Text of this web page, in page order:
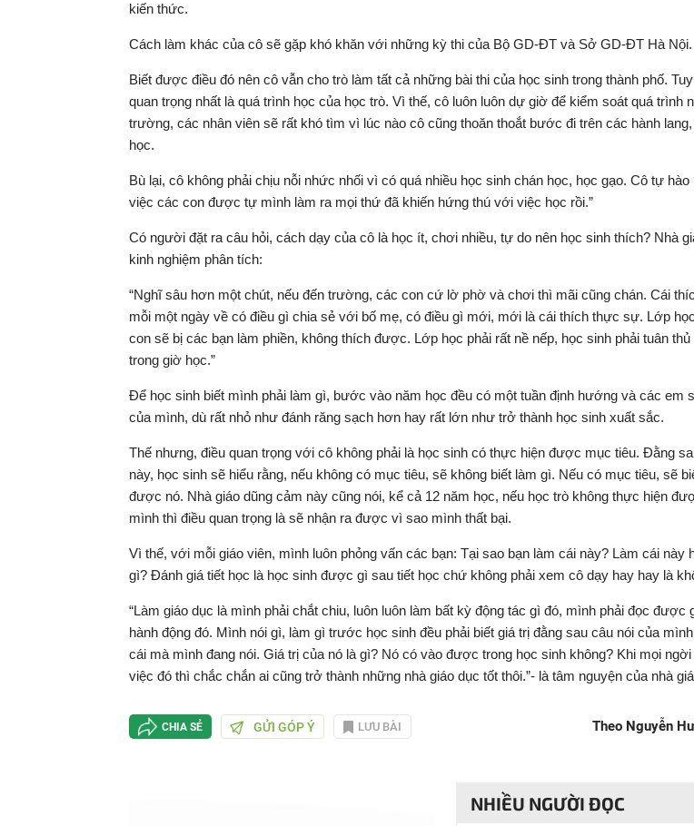
kiến thức.
Cách làm khác của cô sẽ gặp khó khăn với những kỳ thi của Bộ GD-ĐT và Sở GD-ĐT Hà Nội.
Biết được điều đó nên cô vẫn cho trò làm tất cả những bài thi của học sinh trong thành phố.
quan trọng nhất là quá trình học của học trò. Vì thế, cô luôn luôn dự giờ để kiểm soát quá trình
trường, các nhân viên sẽ rất khó tìm vì lúc nào cô cũng thoăn thoắt bước đi trên các hành
học.
Bù lại, cô không phải chịu nỗi nhức nhối vì có quá nhiều học sinh chán học, học gạo. Cô tự hào
việc các con được tự mình làm ra mọi thứ đã khiến hứng thú với việc học rồi.”
Có người đặt ra câu hỏi, cách dạy của cô là học ít, chơi nhiều, tự do nên học sinh thích? Nhà
kinh nghiệm phân tích:
“Nghĩ sâu hơn một chút, nếu đến trường, các con cứ lờ phờ và chơi thì mãi cũng chán. Cái
mỗi một ngày về có điều gì chia sẻ với bố mẹ, có điều gì mới, mới là cái thích thực sự. Lớp
con sẽ bị các bạn làm phiền, không thích được. Lớp học phải rất nề nếp, học sinh phải tuân
trong giờ học.”
Để học sinh biết mình phải làm gì, bước vào năm học đều có một tuần định hướng và các em
của mình, dù rất nhỏ như đánh răng sạch hơn hay rất lớn như trở thành học sinh xuất sắc.
Thế nhưng, điều quan trọng với cô không phải là học sinh có thực hiện được mục tiêu. Đằng
này, học sinh sẽ hiểu rằng, nếu không có mục tiêu, sẽ không biết làm gì. Nếu có mục tiêu, sẽ
được nó. Nhà giáo dũng cảm này cũng nói, kể cả 12 năm học, nếu học trò không thực hiện
mình thì điều quan trọng là sẽ nhận ra được vì sao mình thất bại.
Vì thế, với mỗi giáo viên, mình luôn phỏng vấn các bạn: Tại sao bạn làm cái này? Làm cái này
gì? Đánh giá tiết học là học sinh được gì sau tiết học chứ không phải xem cô dạy hay hay là
“Làm giáo dục là mình phải chắt chiu, luôn luôn làm bất kỳ động tác gì đó, mình phải đọc được
hành động đó. Mình nói gì, làm gì trước học sinh đều phải biết giá trị đằng sau câu nói của
cái mà mình đang nói. Giá trị của nó là gì? Nó có vào được trong học sinh không? Khi mọi
việc đó thì chắc chắn ai cũng trở thành những nhà giáo dục tốt thôi.”- là tâm nguyện của nhà
CHIA SẺ GỬI GÓP Ý LƯU BÀI Theo Nguyễn
NHIỀU NGƯỜI ĐỌC